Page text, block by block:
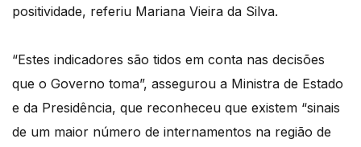
positividade, referiu Mariana Vieira da Silva.
“Estes indicadores são tidos em conta nas decisões
que o Governo toma”, assegurou a Ministra de Estado
e da Presidência, que reconheceu que existem “sinais
de um maior número de internamentos na região de